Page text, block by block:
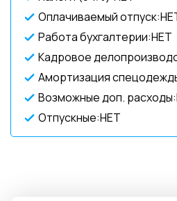
Оплачиваемый
Работа бухгалтерии:НЕТ
Кадровое
Амортизация
Возможные доп.
Отпускные:НЕТ